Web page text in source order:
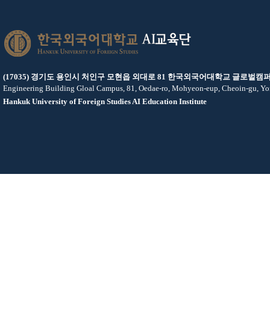
AI교육단
(17035) 경기도 용인시 처인구 모현읍 외대로 81 한국외국어대학교 글로벌캠
Engineering Building Gloal Campus, 81, Oedae-ro, Mohyeon-eup, Cheoin-gu,
Hankuk University of Foreign Studies AI Education Institute